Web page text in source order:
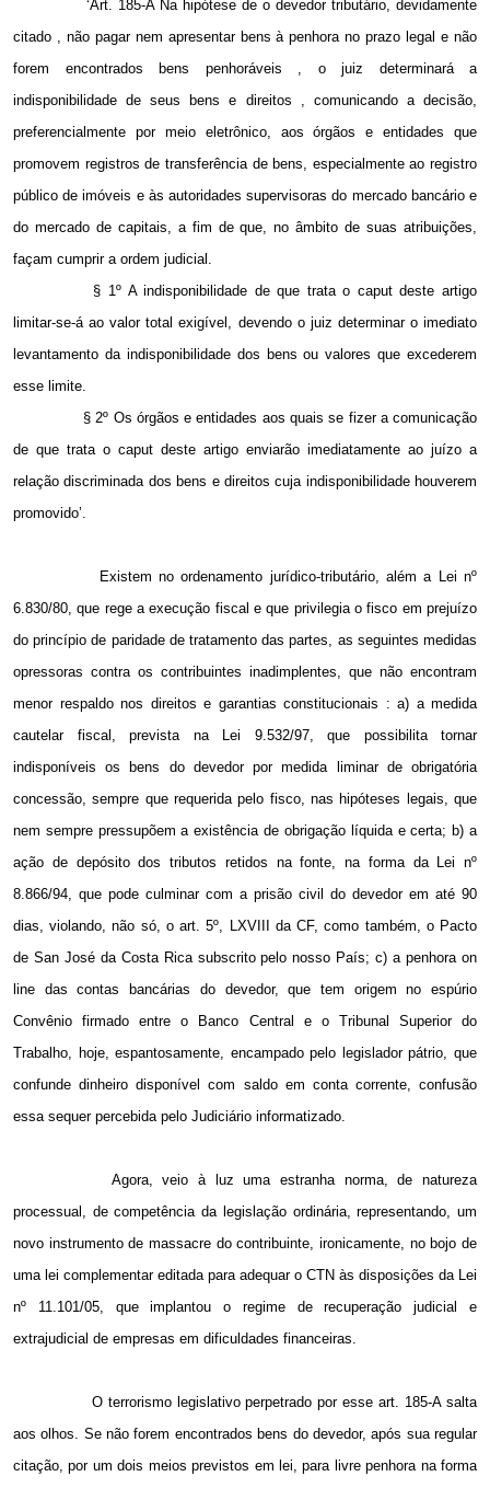
‘Art. 185-A Na hipótese de o devedor tributário, devidamente
citado , não pagar nem apresentar bens à penhora no prazo legal e não
forem encontrados bens penhoráveis , o juiz determinará a
indisponibilidade de seus bens e direitos , comunicando a decisão,
preferencialmente por meio eletrônico, aos órgãos e entidades que
promovem registros de transferência de bens, especialmente ao registro
público de imóveis e às autoridades supervisoras do mercado bancário e
do mercado de capitais, a fim de que, no âmbito de suas atribuições,
façam cumprir a ordem judicial.
§ 1º A indisponibilidade de que trata o caput deste artigo
limitar-se-á ao valor total exigível, devendo o juiz determinar o imediato
levantamento da indisponibilidade dos bens ou valores que excederem
esse limite.
§ 2º Os órgãos e entidades aos quais se fizer a comunicação
de que trata o caput deste artigo enviarão imediatamente ao juízo a
relação discriminada dos bens e direitos cuja indisponibilidade houverem
promovido’.
Existem no ordenamento jurídico-tributário, além a Lei nº
6.830/80, que rege a execução fiscal e que privilegia o fisco em prejuízo
do princípio de paridade de tratamento das partes, as seguintes medidas
opressoras contra os contribuintes inadimplentes, que não encontram
menor respaldo nos direitos e garantias constitucionais : a) a medida
cautelar fiscal, prevista na Lei 9.532/97, que possibilita tornar
indisponíveis os bens do devedor por medida liminar de obrigatória
concessão, sempre que requerida pelo fisco, nas hipóteses legais, que
nem sempre pressupõem a existência de obrigação líquida e certa; b) a
ação de depósito dos tributos retidos na fonte, na forma da Lei nº
8.866/94, que pode culminar com a prisão civil do devedor em até 90
dias, violando, não só, o art. 5º, LXVIII da CF, como também, o Pacto
de San José da Costa Rica subscrito pelo nosso País; c) a penhora on
line das contas bancárias do devedor, que tem origem no espúrio
Convênio firmado entre o Banco Central e o Tribunal Superior do
Trabalho, hoje, espantosamente, encampado pelo legislador pátrio, que
confunde dinheiro disponível com saldo em conta corrente, confusão
essa sequer percebida pelo Judiciário informatizado.
Agora, veio à luz uma estranha norma, de natureza
processual, de competência da legislação ordinária, representando, um
novo instrumento de massacre do contribuinte, ironicamente, no bojo de
uma lei complementar editada para adequar o CTN às disposições da Lei
nº 11.101/05, que implantou o regime de recuperação judicial e
extrajudicial de empresas em dificuldades financeiras.
O terrorismo legislativo perpetrado por esse art. 185-A salta
aos olhos. Se não forem encontrados bens do devedor, após sua regular
citação, por um dois meios previstos em lei, para livre penhora na forma